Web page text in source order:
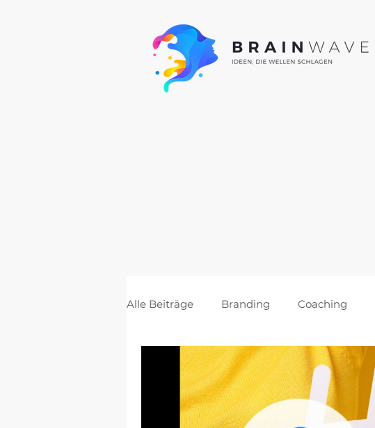
Alle Beiträge Branding Coaching